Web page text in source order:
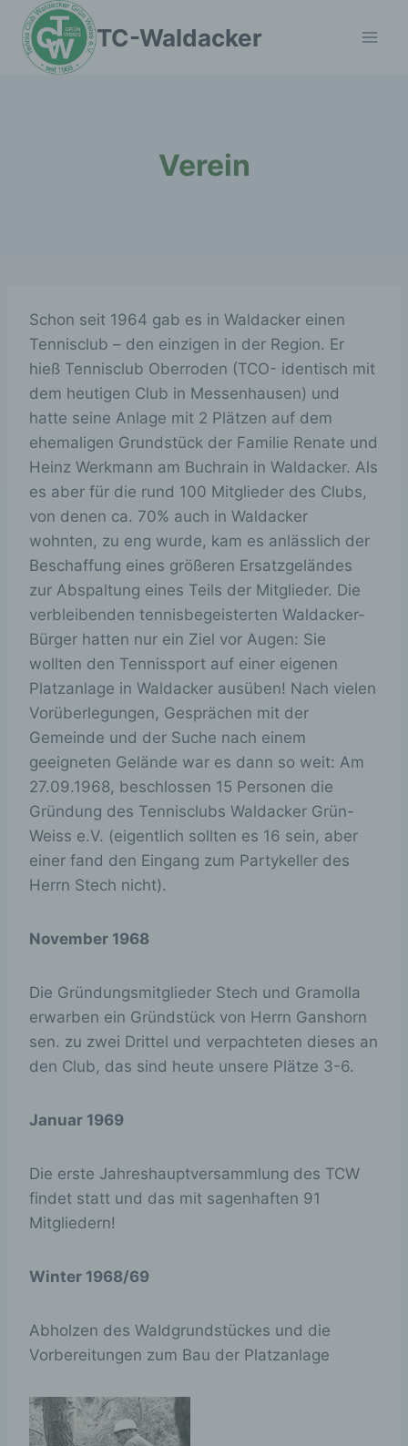
Zum
Inhalt
springen
TC-Waldacker
Verein
Schon seit 1964 gab es in Waldacker einen
Tennisclub – den einzigen in der Region. Er
hieß Tennisclub Oberroden (TCO- identisch mit
dem heutigen Club in Messenhausen) und
hatte seine Anlage mit 2 Plätzen auf dem
ehemaligen Grundstück der Familie Renate und
Heinz Werkmann am Buchrain in Waldacker. Als
es aber für die rund 100 Mitglieder des Clubs,
von denen ca. 70% auch in Waldacker
wohnten, zu eng wurde, kam es anlässlich der
Beschaffung eines größeren Ersatzgeländes
zur Abspaltung eines Teils der Mitglieder. Die
verbleibenden tennisbegeisterten Waldacker-
Bürger hatten nur ein Ziel vor Augen: Sie
wollten den Tennissport auf einer eigenen
Platzanlage in Waldacker ausüben! Nach vielen
Vorüberlegungen, Gesprächen mit der
Gemeinde und der Suche nach einem
geeigneten Gelände war es dann so weit: Am
27.09.1968, beschlossen 15 Personen die
Gründung des Tennisclubs Waldacker Grün-
Weiss e.V. (eigentlich sollten es 16 sein, aber
einer fand den Eingang zum Partykeller des
Herrn Stech nicht).
November 1968
Die Gründungsmitglieder Stech und Gramolla
erwarben ein Gründstück von Herrn Ganshorn
sen. zu zwei Drittel und verpachteten dieses an
den Club, das sind heute unsere Plätze 3-6.
Januar 1969
Die erste Jahreshauptversammlung des TCW
findet statt und das mit sagenhaften 91
Mitgliedern!
Winter 1968/69
Abholzen des WaIdgrundstückes und die
Vorbereitungen zum Bau der Platzanlage